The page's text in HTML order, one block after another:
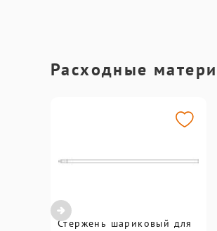
Расходные
Стержень шариковый для